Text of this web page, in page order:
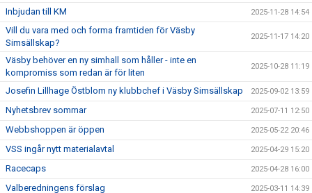
Inbjudan till KM 2025-11-28 14:54
Vill du vara med och forma framtiden för Väsby
Simsällskap?
2025-11-17 14:20
Väsby behöver en ny simhall som håller - inte en
kompromiss som redan är för liten
2025-10-28 11:19
Josefin Lillhage Östblom ny klubbchef i Väsby Simsällskap 2025-09-02 13:59
Nyhetsbrev sommar 2025-07-11 12:50
Webbshoppen är öppen 2025-05-22 20:46
VSS ingår nytt materialavtal 2025-04-29 15:20
Racecaps 2025-04-28 16:00
Valberedningens förslag 2025-03-11 14:39